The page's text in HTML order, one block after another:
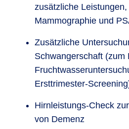
zusätzliche Leistungen,
Mammographie und
Zusätzliche
Schwangerschaft (zum
Ersttrimester-
Hirnleistungs-Check
von Demenz